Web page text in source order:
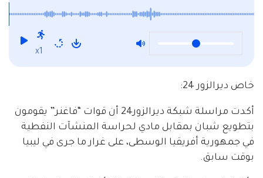
x1
خاص ديرالزور 24:
أكدت مراسلة شبكة ديرالزور24 أن قوات “فاغنر” يقومون
بتطويع شبان بمقابل مادي لحراسة المنشآت النفطية
في جمهورية أفريقيا الوسطى، على غرار ما جرى في ليبيا
بوقت سابق.